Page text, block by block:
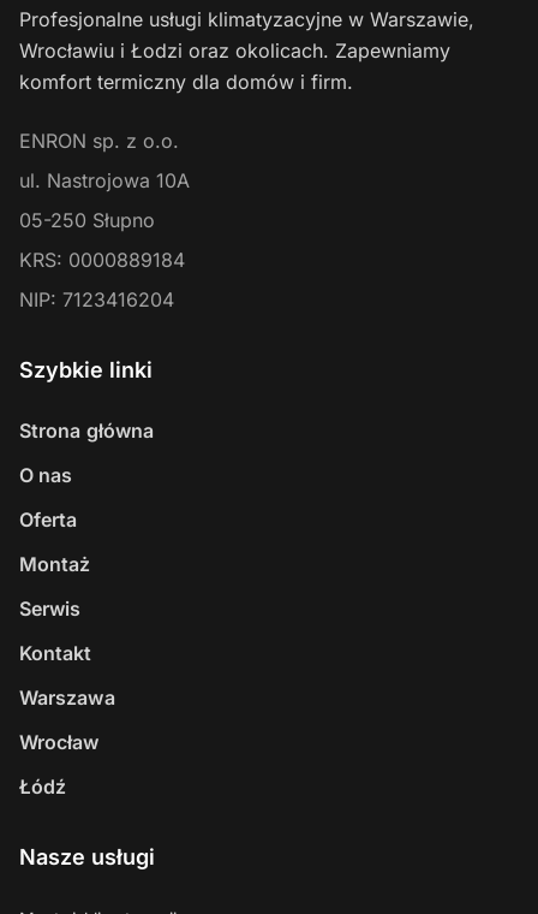
Profesjonalne usługi klimatyzacyjne w Warszawie,
Wrocławiu i Łodzi oraz okolicach. Zapewniamy
komfort termiczny dla domów i firm.
ENRON sp. z o.o.
ul. Nastrojowa 10A
05-250 Słupno
KRS: 0000889184
NIP: 7123416204
Szybkie linki
Strona główna
O nas
Oferta
Montaż
Serwis
Kontakt
Warszawa
Wrocław
Łódź
Nasze usługi